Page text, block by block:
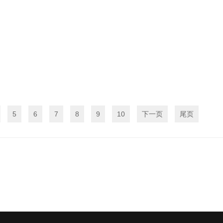
5 6 7 8 9 10 下一页 尾页